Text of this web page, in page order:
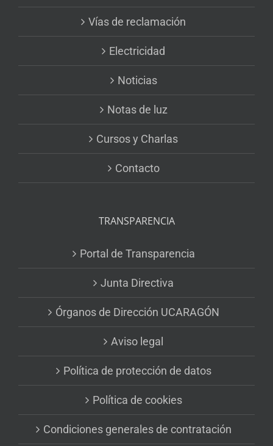
Vías de reclamación
Electricidad
Noticias
Notas de luz
Cursos y Charlas
Contacto
TRANSPARENCIA
Portal de Transparencia
Junta Directiva
Órganos de Dirección UCARAGÓN
Aviso legal
Política de protección de datos
Política de cookies
Condiciones generales de contratación